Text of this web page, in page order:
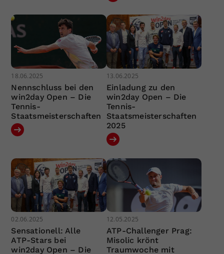
18.06.2025
Nennschluss bei den
win2day Open – Die
Tennis-
Staatsmeisterschaften
13.06.2025
Einladung zu den
win2day Open – Die
Tennis-
Staatsmeisterschaften
2025
02.06.2025
Sensationell: Alle
ATP-Stars bei
win2day Open – Die
12.05.2025
ATP-Challenger Prag:
Misolic krönt
Traumwoche mit